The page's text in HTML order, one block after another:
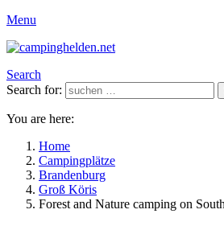
Menu
Search
Search for:
You are here:
Home
Campingplätze
Brandenburg
Groß Köris
Forest and Nature camping on